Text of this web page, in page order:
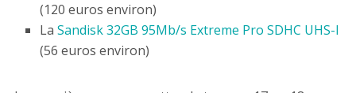
(120 euros environ)
La Sandisk 32GB 95Mb/s Extreme Pro SDHC UHS-I
(56 euros environ)